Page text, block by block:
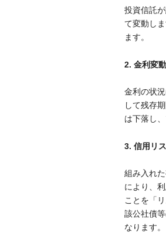
投資信託
て変動し
ます。
2. 金利変
金利の状
して残存
は下落し
3. 信用リ
組み入れ
により、
ことを「
該公社債
なります。